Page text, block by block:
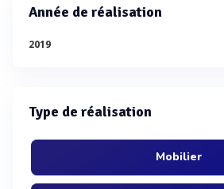
Année de réalisation
2019
Type de réalisation
Mobilier